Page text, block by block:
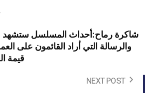
شاكرة رماح:أحداث المسلسل ستشهد
والرسالة التي أراد القائمون على
قيمة
NEXT POST